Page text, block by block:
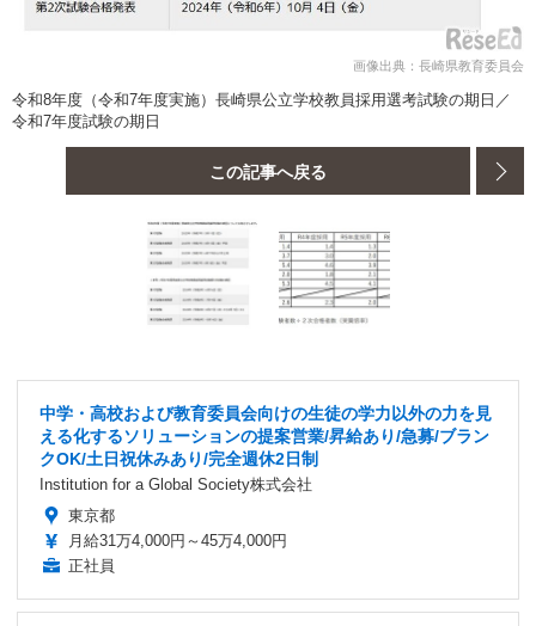
画像出典：長崎県教育委員会
令和8年度（令和7年度実施）長崎県公立学校教員採用選考試験の期日／
令和7年度試験の期日
この記事へ戻る
中学・高校および教育委員会向けの生徒の学力以外の力を見
える化するソリューションの提案営業/昇給あり/急募/ブラン
クOK/土日祝休みあり/完全週休2日制
Institution for a Global Society株式会社
東京都
月給31万4,000円～45万4,000円
正社員